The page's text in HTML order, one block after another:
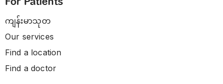
ကျန်းမာသုတ
Our services
Find a location
Find a doctor